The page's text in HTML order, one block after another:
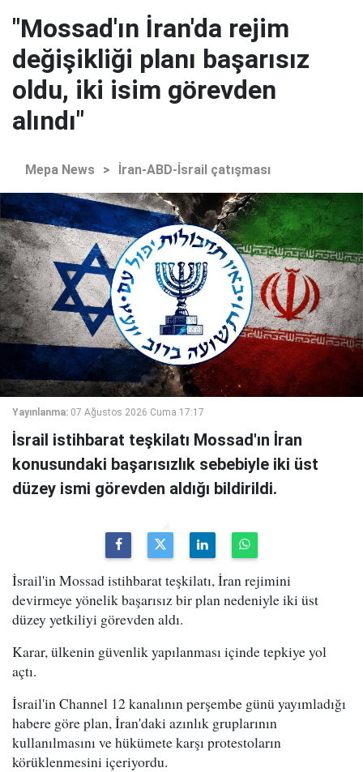
"Mossad'ın İran'da rejim
değişikliği planı başarısız
oldu, iki isim görevden
alındı"
Mepa News > İran-ABD-İsrail çatışması
Yayınlanma: 07 Ağustos 2026 Cuma 17:17
İsrail istihbarat teşkilatı Mossad'ın İran
konusundaki başarısızlık sebebiyle iki üst
düzey ismi görevden aldığı bildirildi.
İsrail'in Mossad istihbarat teşkilatı, İran rejimini
devirmeye yönelik başarısız bir plan nedeniyle iki üst
düzey yetkiliyi görevden aldı.
Karar, ülkenin güvenlik yapılanması içinde tepkiye yol
açtı.
İsrail'in Channel 12 kanalının perşembe günü yayımladığı
habere göre plan, İran'daki azınlık gruplarının
kullanılmasını ve hükümete karşı protestoların
körüklenmesini içeriyordu.